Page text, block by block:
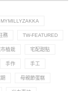
MYMILLYZAKKA
務 TW-FEATURED
植栽 宅配甜點
手作 手工
母親節蛋糕